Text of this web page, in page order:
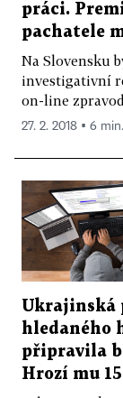
práci.
pachatele
Na Slovensku
investigativní
on-line
27. 2. 2018 ▪ 6
Ukrajinská
hledaného
připravila
Hrozí mu